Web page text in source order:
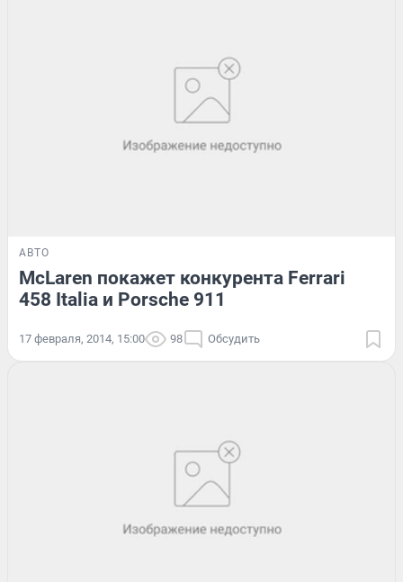
АВТО
McLaren покажет конкурента Ferrari
458 Italia и Porsche 911
17 февраля, 2014, 15:00 98 Обсудить